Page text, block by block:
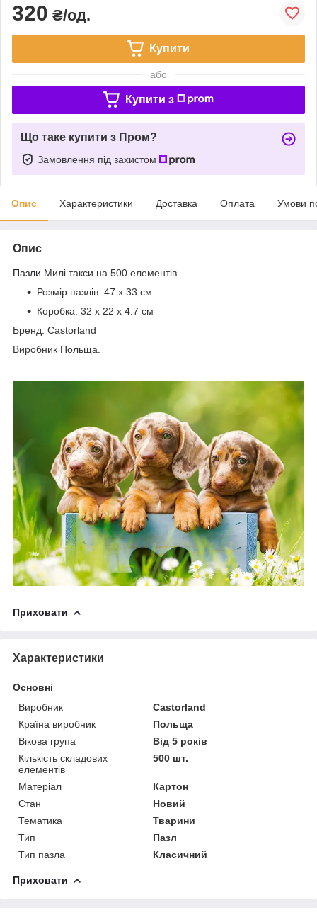
320 ₴/од.
Купити
або
Купити з
Що таке купити з Пром?
Замовлення під захистом
Опис Характеристики Доставка Оплата Умови
Опис
Пазли Милі такси на 500 елементів.
Розмір пазлів: 47 x 33 см
Коробка: 32 x 22 x 4.7 см
Бренд: Castorland
Виробник Польща.
Приховати
Характеристики
Основні
Виробник
Castorland
Країна виробник
Польща
Вікова група
Від 5 років
Кількість складових
елементів
500 шт.
Матеріал
Картон
Стан
Новий
Тематика
Тварини
Тип
Пазл
Тип пазла
Класичний
Приховати